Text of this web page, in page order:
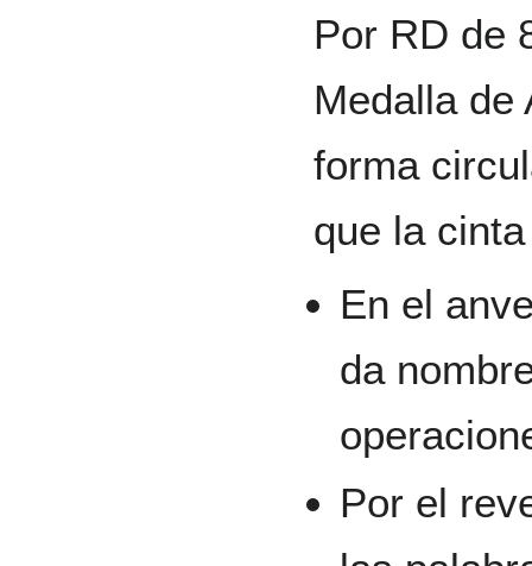
Por RD de
Medalla de
forma
que la
En el
da
Por el